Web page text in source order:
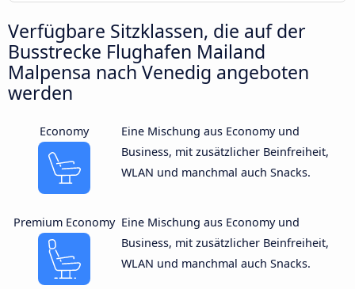
Verfügbare Sitzklassen, die auf der
Busstrecke Flughafen Mailand
Malpensa nach Venedig angeboten
werden
Economy
Eine Mischung aus Economy und
Business, mit zusätzlicher Beinfreiheit,
WLAN und manchmal auch Snacks.
Premium Economy Eine Mischung aus Economy und
Business, mit zusätzlicher Beinfreiheit,
WLAN und manchmal auch Snacks.